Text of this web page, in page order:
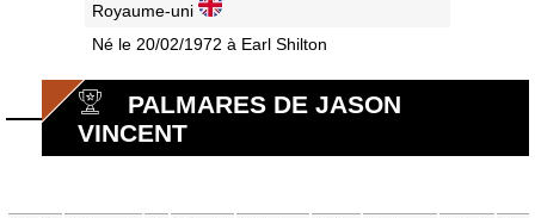
Royaume-uni
Né le 20/02/1972 à Earl Shilton
PALMARES DE JASON
VINCENT